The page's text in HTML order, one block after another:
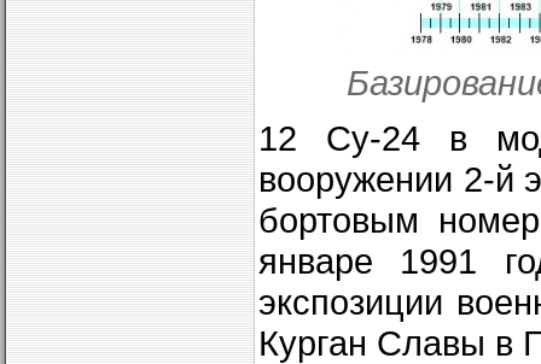
12 Су-24 в
вооружении 2-й
бортовым
январе 1991
экспозиции
Курган Славы в